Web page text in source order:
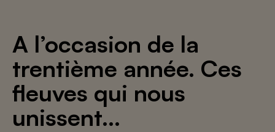
A l’occasion de la
trentième année. Ces
fleuves qui nous
unissent…